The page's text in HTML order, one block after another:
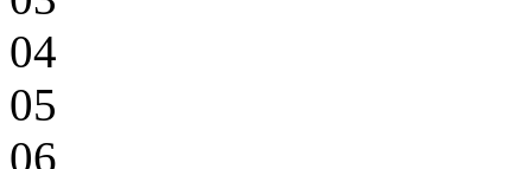
04
05
06